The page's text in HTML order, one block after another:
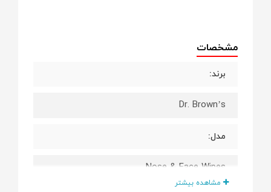
مشخصات
برند:
Dr. Brown’s
مدل:
Nose & Face Wipes
مشاهده بیشتر